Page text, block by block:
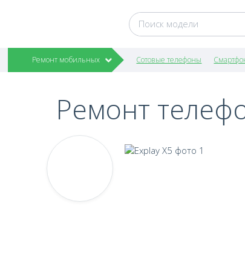
Ремонт мобильных Сотовые телефоны
Ремонт